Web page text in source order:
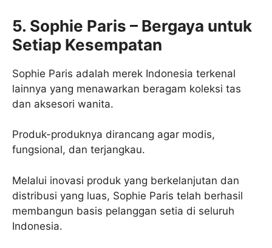
5. Sophie Paris – Bergaya untuk
Setiap Kesempatan
Sophie Paris adalah merek Indonesia terkenal
lainnya yang menawarkan beragam koleksi tas
dan aksesori wanita.
Produk-produknya dirancang agar modis,
fungsional, dan terjangkau.
Melalui inovasi produk yang berkelanjutan dan
distribusi yang luas, Sophie Paris telah berhasil
membangun basis pelanggan setia di seluruh
Indonesia.